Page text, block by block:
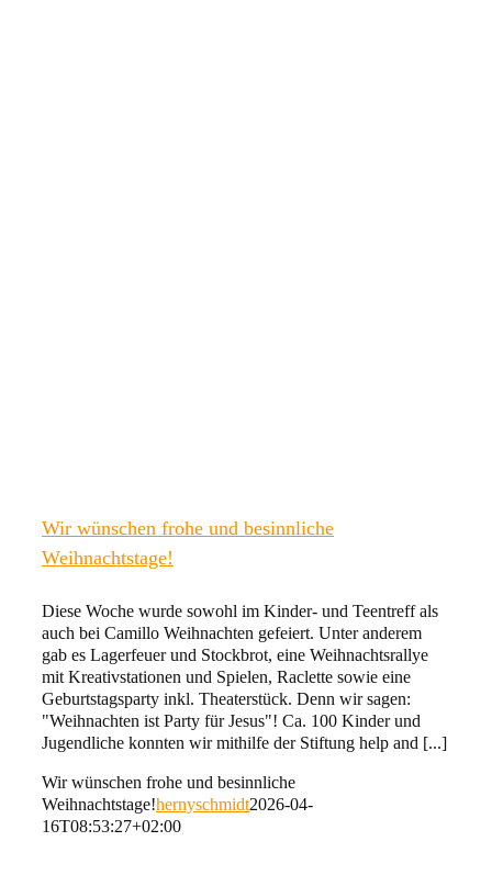
Wir wünschen frohe und besinnliche
Weihnachtstage!
Diese Woche wurde sowohl im Kinder- und Teentreff als
auch bei Camillo Weihnachten gefeiert. Unter anderem
gab es Lagerfeuer und Stockbrot, eine Weihnachtsrallye
mit Kreativstationen und Spielen, Raclette sowie eine
Geburtstagsparty inkl. Theaterstück. Denn wir sagen:
"Weihnachten ist Party für Jesus"! Ca. 100 Kinder und
Jugendliche konnten wir mithilfe der Stiftung help and [...]
Wir wünschen frohe und besinnliche
Weihnachtstage!hernyschmidt2026-04-
16T08:53:27+02:00